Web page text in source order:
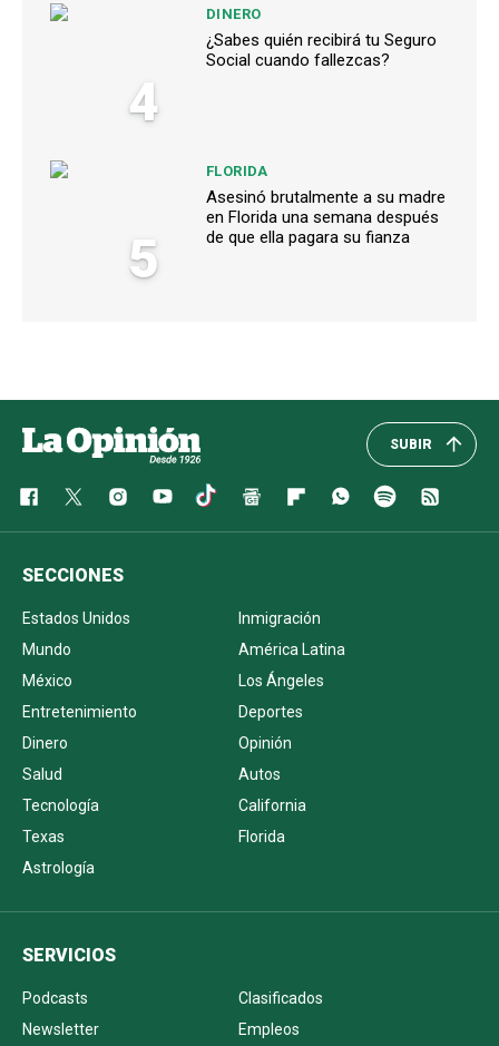
4
DINERO
¿Sabes quién recibirá tu Seguro
Social cuando fallezcas?
5
FLORIDA
Asesinó brutalmente a su madre
en Florida una semana después
de que ella pagara su fianza
SUBIR
SECCIONES
Estados Unidos
Inmigración
Mundo
América Latina
México
Los Ángeles
Entretenimiento
Deportes
Dinero
Opinión
Salud
Autos
Tecnología
California
Texas
Florida
Astrología
SERVICIOS
Podcasts
Clasificados
Newsletter
Empleos